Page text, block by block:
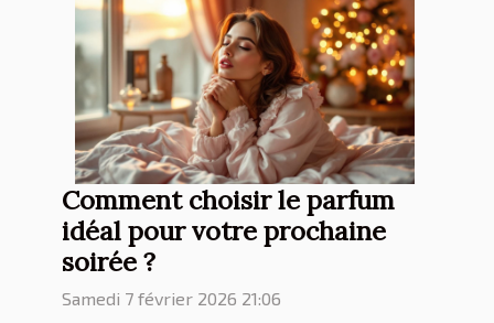
Comment choisir le parfum
idéal pour votre prochaine
soirée ?
Samedi 7 février 2026 21:06